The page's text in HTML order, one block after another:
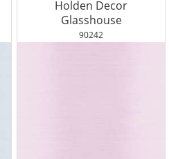
Holden Decor
Glasshouse
90242